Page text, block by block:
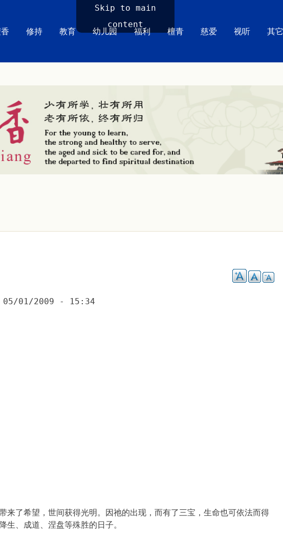
Skip to main
content
修持 教育 幼儿园 福利 檀青 慈爱 视听 其它
05/01/2009 - 15:34
来了希望，世间获得光明。因祂的出现，而有了三宝，生命也可依法而得
生、成道、涅盘等殊胜的日子。